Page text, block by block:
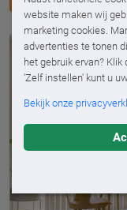
website maken wij
marketing cookies.
advertenties te tonen
het gebruik ervan?
'Zelf instellen' kunt u
Bekijk onze